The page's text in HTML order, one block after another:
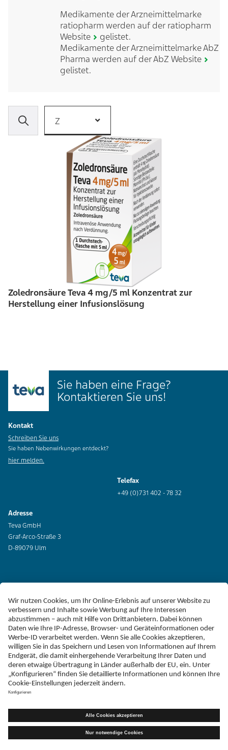
Medikamente der Arzneimittelmarke
ratiopharm werden auf der ratiopharm
Website
gelistet.
Medikamente der Arzneimittelmarke AbZ
Pharma werden auf derAbZ Website
gelistet.
Z
Zoledronsäure Teva 4 mg/5 ml Konzentrat zur
Herstellung einer Infusionslösung
Sie haben eine Frage?
Kontaktieren Sie uns!
Kontakt
Schreiben Sie uns
Sie haben Nebenwirkungen entdeckt?
hier melden.
Telefax
+49 (0)731 402 - 78 32
Adresse
Teva GmbH
Graf-Arco-Straße 3
D-89079 Ulm
Erklärung zur Barrierefreiheit
Impressum
Liefer-AGB
Datenschutz
Haftungsausschluss
Follow Teva